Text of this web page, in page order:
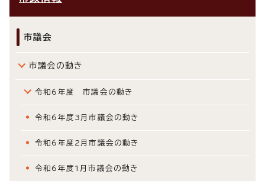
市議会
市議会の動き
令和6年度 市議会の動き
令和6年度3月市議会の動き
令和6年度2月市議会の動き
令和6年度1月市議会の動き